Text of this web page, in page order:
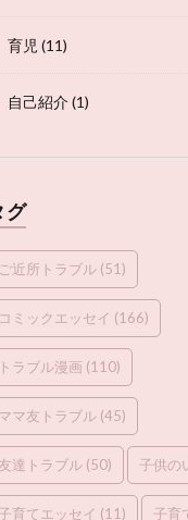
育児 (11)
自己紹介(1)
グ
ご近所トラブル (51)
コミックエッセイ (166)
トラブル漫画 (110)
ママ友トラブル (45)
達トラブル (50) 子供の
育てエッセイ (11) 子育